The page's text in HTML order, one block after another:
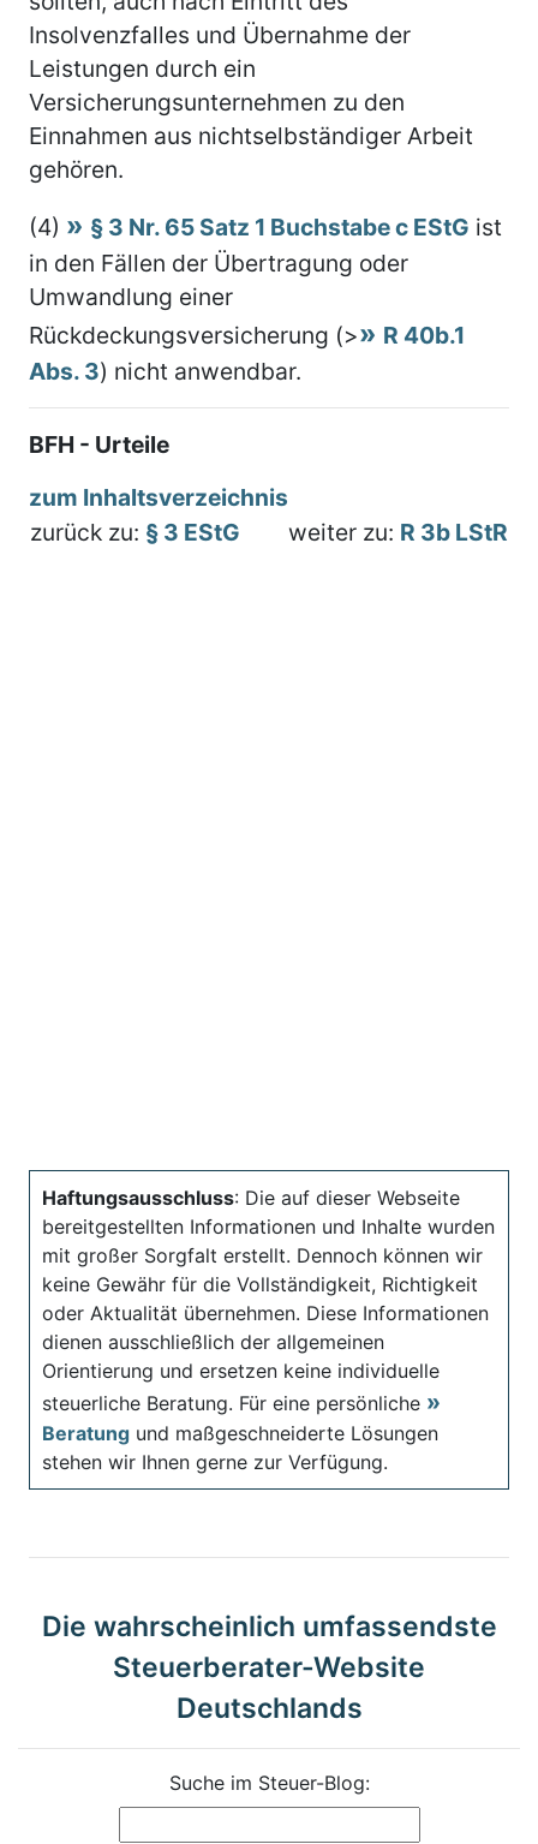
Insolvenzfalles und Übernahme der
Leistungen durch ein
Versicherungsunternehmen zu den
Einnahmen aus nichtselbständiger Arbeit
gehören.
(4)
§ 3 Nr. 65 Satz 1 Buchstabe c EStG ist
in den Fällen der Übertragung oder
Umwandlung einer
Rückdeckungsversicherung (>
R 40b.1
Abs. 3) nicht anwendbar.
BFH - Urteile
zum Inhaltsverzeichnis
zurück zu: § 3 EStG weiter zu: R 3b LStR
Haftungsausschluss: Die auf dieser Webseite
bereitgestellten Informationen und Inhalte wurden
mit großer Sorgfalt erstellt. Dennoch können wir
keine Gewähr für die Vollständigkeit, Richtigkeit
oder Aktualität übernehmen. Diese Informationen
dienen ausschließlich der allgemeinen
Orientierung und ersetzen keine individuelle
steuerliche Beratung. Für eine persönliche
Beratung und maßgeschneiderte Lösungen
stehen wir Ihnen gerne zur Verfügung.
Die wahrscheinlich umfassendste
Steuerberater-Website
Deutschlands
Suche im Steuer-Blog: